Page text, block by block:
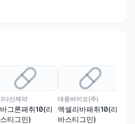
)다산제약
그론패취10(리
티그민)
대웅바이오(주)
엑셀리바패취10(리
바스티그민)